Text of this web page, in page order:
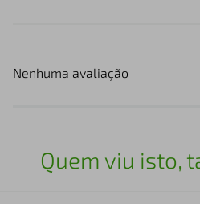
Nenhuma avaliação
Quem viu isto,